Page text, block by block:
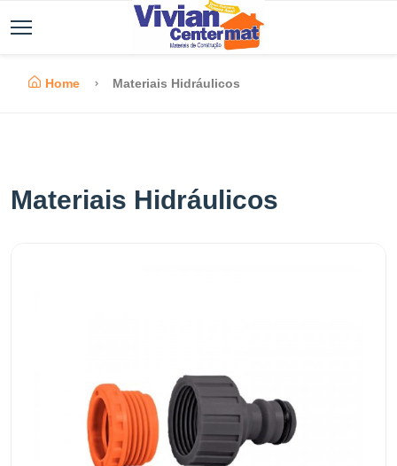
Home Materiais Hidráulicos
Materiais Hidráulicos